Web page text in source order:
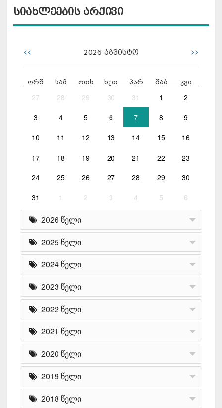
სიახლეების არქივი
<< 2026 აგვისტო >>
ორშ სამ ოთხ ხუთ პარ შაბ კვი
27 28 29 30 31 1 2
3 4 5 6 7 8 9
10 11 12 13 14 15 16
17 18 19 20 21 22 23
24 25 26 27 28 29 30
31 1 2 3 4 5 6
2026 წელი
2025 წელი
2024 წელი
2023 წელი
2022 წელი
2021 წელი
2020 წელი
2019 წელი
2018 წელი